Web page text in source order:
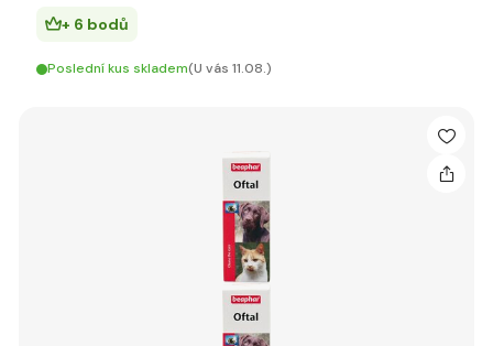
+ 6 bodů
Poslední kus skladem(U vás 11.08.)